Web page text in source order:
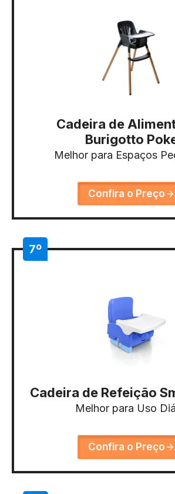
Cadeira de
Burigotto
Melhor para Espaços
Confira o Preço
7º
Cadeira de Refeição
Melhor para Uso
Confira o Preço